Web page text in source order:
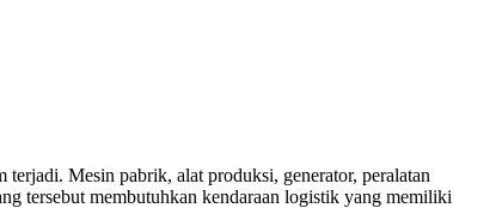
Mesin pabrik, alat produksi, generator, peralatan
tersebut membutuhkan kendaraan logistik yang memiliki